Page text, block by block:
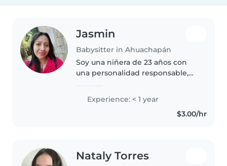
Jasmin
Babysitter in Ahuachapán
Soy una niñera de 23 años con
una personalidad responsable,
tengo experiencia previa, estoy
emocionada de cuidar a niños de
todas las edades, incluyendo..
Experience: < 1 year
$3.00/hr
Nataly Torres